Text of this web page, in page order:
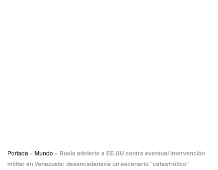
Portada » Mundo » Rusia advierte a EE.UU contra eventual intervención
militar en Venezuela: desencadenaría un escenario “catastrófico”